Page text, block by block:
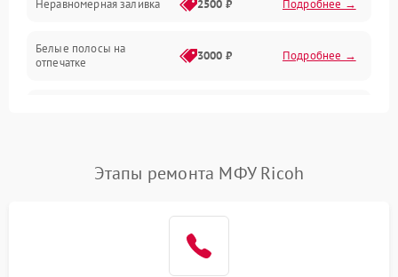
Дисплей и органы управления
Изображение
Неравномерная заливка 2500 ₽ Подробнее →
Белые полосы на
отпечатке
3000 ₽ Подробнее →
Этапы ремонта МФУ Ricoh